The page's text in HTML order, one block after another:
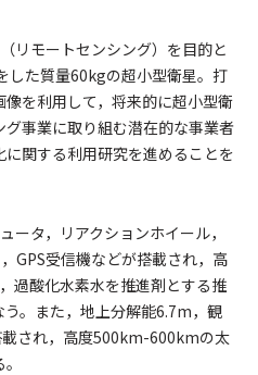
リモートセンシング）を目的と
した質量60kgの超小型衛星。打
を利用して，将来的に超小型衛
事業に取り組む潜在的な事業者
関する利用研究を進めることを
ータ，リアクションホイール，
GPS受信機などが搭載され，高
過酸化水素水を推進剤とする推
。また，地上分解能6.7m，観
され，高度500km-600kmの太